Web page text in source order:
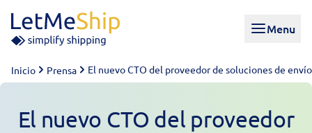
Menu
Inicio Prensa El nuevo CTO del proveedor de soluciones de
El nuevo CTO del proveedor